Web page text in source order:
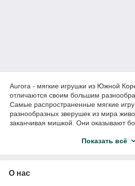
Aurora - мягкие игрушки из Южной
отличаются своим большим
Самые распространенные мягкие
разнообразных зверушек из мира
заканчивая мишкой. Они оказывают
ведь мягкие игрушки окружают всех
вместе играются, развлекаются,
даже засыпают вместе в обнимку.
Показать всё
О нас